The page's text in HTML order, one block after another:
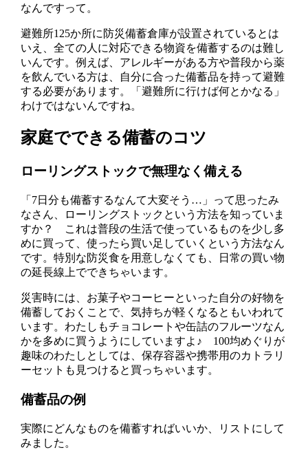
なんですって。
避難所125か所に防災備蓄倉庫が設置されているとは
いえ、全ての人に対応できる物資を備蓄するのは難し
いんです。例えば、アレルギーがある方や普段から薬
を飲んでいる方は、自分に合った備蓄品を持って避難
する必要があります。「避難所に行けば何とかなる」
わけではないんですね。
家庭でできる備蓄のコツ
ローリングストックで無理なく備える
「7日分も備蓄するなんて大変そう…」って思ったみ
なさん、ローリングストックという方法を知っていま
すか？ これは普段の生活で使っているものを少し多
めに買って、使ったら買い足していくという方法なん
です。特別な防災食を用意しなくても、日常の買い物
の延長線上でできちゃいます。
災害時には、お菓子やコーヒーといった自分の好物を
備蓄しておくことで、気持ちが軽くなるともいわれて
います。わたしもチョコレートや缶詰のフルーツなん
かを多めに買うようにしていますよ♪ 100均めぐりが
趣味のわたしとしては、保存容器や携帯用のカトラリ
ーセットも見つけると買っちゃいます。
備蓄品の例
実際にどんなものを備蓄すればいいか、リストにして
みました。